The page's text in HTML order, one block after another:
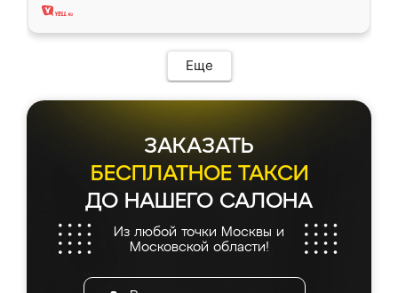
Еще
ЗАКАЗАТЬ
БЕСПЛАТНОЕ ТАКСИ
ДО НАШЕГО САЛОНА
Из любой точки Москвы и
Московской области!